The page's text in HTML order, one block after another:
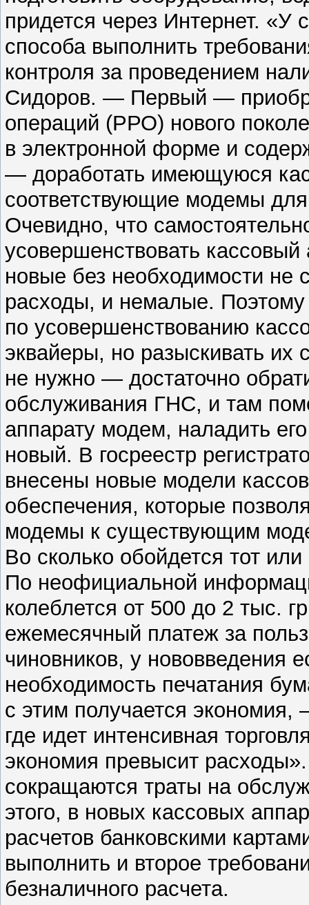
придется через Интернет. «У
способа выполнить
контроля за проведением
Сидоров. — Первый —
операций (РРО) нового
в электронной форме и
— доработать имеющуюся
соответствующие модемы
Очевидно, что
усовершенствовать
новые без необходимости не
расходы, и немалые.
по усовершенствованию
эквайеры, но разыскивать их
не нужно — достаточно
обслуживания ГНС, и там
аппарату модем, наладить
новый. В госреестр
внесены новые модели
обеспечения, которые
модемы к существующим
Во сколько обойдется тот
По неофициальной
колеблется от 500 до 2 тыс.
ежемесячный платеж за
чиновников, у нововведения
необходимость печатания
с этим получается
где идет интенсивная
экономия превысит
сокращаются траты на
этого, в новых кассовых
расчетов банковскими
выполнить и второе
безналичного расчета.